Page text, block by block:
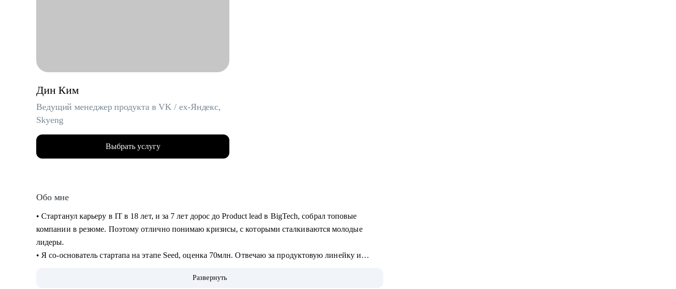
Дин Ким
Ведущий менеджер продукта в VK / ex-Яндекс,
Skyeng
Выбрать услугу
Обо мне
• Стартанул карьеру в IT в 18 лет, и за 7 лет дорос до Product lead в BigTech, собрал топовые
компании в резюме. Поэтому отлично понимаю кризисы, с которыми сталкиваются молодые
лидеры.
• Я со-основатель стартапа на этапе Seed, оценка 70млн. Отвечаю за продуктовую линейку и
• За год помог более 10 специалистам найти работу, поднять грейд и зарплату.
Развернуть